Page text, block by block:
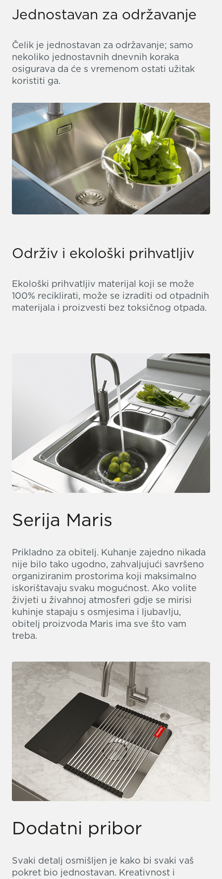
Jednostavan za održavanje
Čelik je jednostavan za održavanje; samo
nekoliko jednostavnih dnevnih koraka
osigurava da će s vremenom ostati užitak
koristiti ga.
Održiv i ekološki prihvatljiv
Ekološki prihvatljiv materijal koji se može
100% reciklirati, može se izraditi od otpadnih
materijala i proizvesti bez toksičnog otpada.
Serija Maris
Prikladno za obitelj. Kuhanje zajedno nikada
nije bilo tako ugodno, zahvaljujući savršeno
organiziranim prostorima koji maksimalno
iskorištavaju svaku mogućnost. Ako volite
živjeti u živahnoj atmosferi gdje se mirisi
kuhinje stapaju s osmjesima i ljubavlju,
obitelj proizvoda Maris ima sve što vam
treba.
Dodatni pribor
Svaki detalj osmišljen je kako bi svaki vaš
pokret bio jednostavan. Kreativnost i